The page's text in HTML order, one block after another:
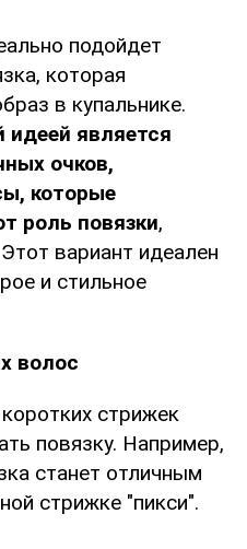
подойдет
которая
в купальнике.
идеей является
очков,
которые
роль повязки,
вариант идеален
и стильное
волос
стрижек
повязку. Например,
станет отличным
стрижке "пикси".